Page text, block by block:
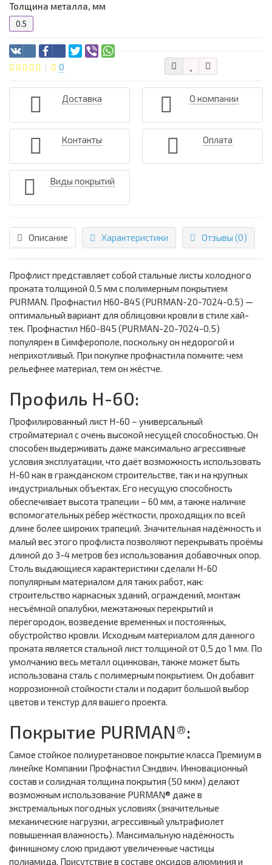
Толщина металла, мм
0.5
0
Доставка О компании
Контакты Оплата
Виды покрытий
Описание Характеристики Отзывы (0)
Профлист представляет собой стальные листы холодного
проката толщиной 0.5 мм с полимерным покрытием
PURMAN. Профнастил Н60-845 (PURMAN-20-7024-0.5) —
оптимальный вариант для облицовки кровли в стиле хай-
тек. Профнастил Н60-845 (PURMAN-20-7024-0.5)
популярен в Симферополе, поскольку он недорогой и
неприхотливый. При покупке профнастила помните: чем
рельефнее материал, тем он жёстче.
Профиль Н-60:
Профилированный лист Н-60 – универсальный
стройматериал с очень высокой несущей способностью. Он
способен выдерживать даже максимально агрессивные
условия эксплуатации, что даёт возможность использовать
Н-60 как в гражданском строительстве, так и на крупных
индустриальных объектах. Его несущую способность
обеспечивает высота трапеции – 60 мм, а также наличие
вспомогательных рёбер жёсткости, проходящих по всей
длине более широких трапеций. Значительная надёжность и
малый вес этого профлиста позволяют перекрывать проёмы
длиной до 3-4 метров без использования добавочных опор.
Столь выдающиеся характеристики сделали Н-60
популярным материалом для таких работ, как:
строительство каркасных зданий, ограждений, монтаж
несъёмной опалубки, межэтажных перекрытий и
перегородок, возведение временных и постоянных,
обустройство кровли. Исходным материалом для данного
проката является стальной лист толщиной от 0,5 до 1 мм. По
умолчанию весь металл оцинкован, также может быть
использована сталь с полимерным покрытием. Он добавит
коррозионной стойкости стали и подарит большой выбор
цветов и текстур для вашего проекта.
Покрытие PURMAN®:
Самое стойкое полиуретановое покрытие класса Премиум в
линейке Компании Профнастил Сэндвич. Инновационный
состав и солидная толщина покрытия (50 мкм) делают
возможным использование PURMAN® даже в
экстремальных погодных условиях (значительные
механические нагрузки, агрессивный ультрафиолет
повышенная влажность). Максимальную надёжность
финишному слою придают увеличенные частицы
полиамида. Присутствие в составе оксидов алюминия и